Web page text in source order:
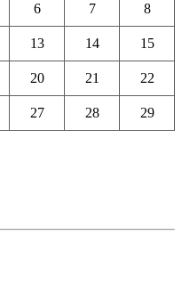
6 7 8
13 14 15
20 21 22
27 28 29